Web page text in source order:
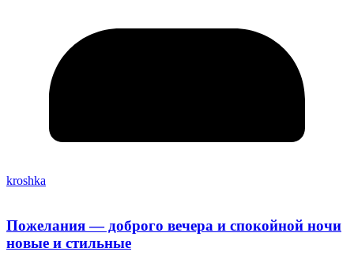
kroshka
Пожелания — доброго вечера и спокойной ночи
новые и стильные